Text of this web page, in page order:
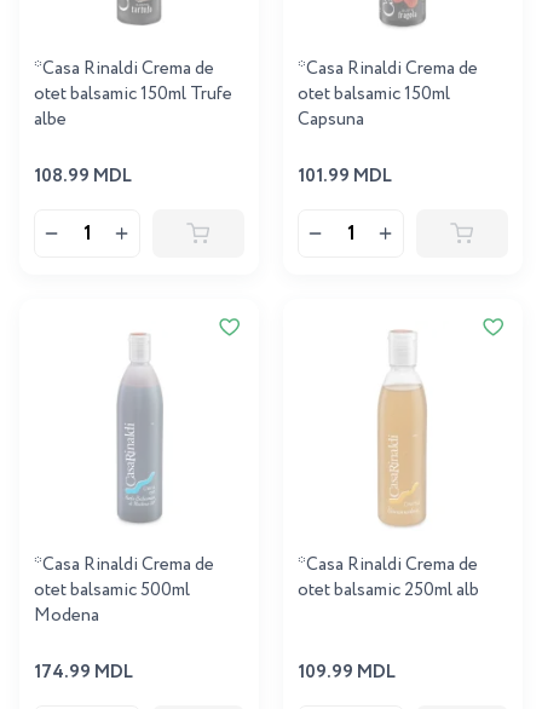
*Casa Rinaldi Crema de
otet bаlsamic 150ml Trufe
albe
108.99 MDL
*Casa Rinaldi Crema de
otet bаlsamic 150ml
Capsuna
101.99 MDL
*Casa Rinaldi Crema de
otet balsamic 500ml
Modena
174.99 MDL
*Casa Rinaldi Crema de
otet balsamiс 250ml alb
109.99 MDL